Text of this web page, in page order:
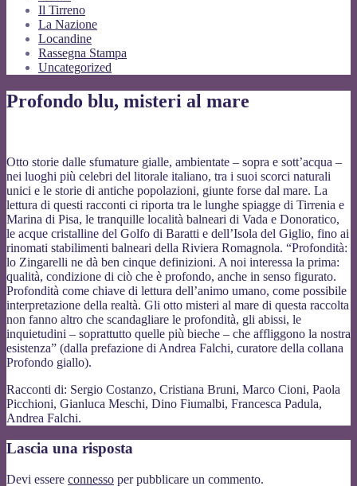
Il Tirreno
La Nazione
Locandine
Rassegna Stampa
Uncategorized
Profondo blu, misteri al mare
Otto storie dalle sfumature gialle, ambientate – sopra e sott’acqua –
nei luoghi più celebri del litorale italiano, tra i suoi scorci naturali
unici e le storie di antiche popolazioni, giunte forse dal mare. La
lettura di questi racconti ci riporta tra le lunghe spiagge di Tirrenia e
Marina di Pisa, le tranquille località balneari di Vada e Donoratico,
le acque cristalline del Golfo di Baratti e dell’Isola del Giglio, fino ai
rinomati stabilimenti balneari della Riviera Romagnola. “Profondità:
lo Zingarelli ne dà ben cinque definizioni. A noi interessa la prima:
qualità, condizione di ciò che è profondo, anche in senso figurato.
Profondità come chiave di lettura dell’animo umano, come possibile
interpretazione della realtà. Gli otto misteri al mare di questa raccolta
non fanno altro che scandagliare le profondità, gli abissi, le
inquietudini – soprattutto quelle più bieche – che affliggono la nostra
esistenza” (dalla prefazione di Andrea Falchi, curatore della collana
Profondo giallo).
Racconti di: Sergio Costanzo, Cristiana Bruni, Marco Cioni, Paola
Picchioni, Gianluca Meschi, Dino Fiumalbi, Francesca Padula,
Andrea Falchi.
Lascia una risposta
Devi essere connesso per pubblicare un commento.